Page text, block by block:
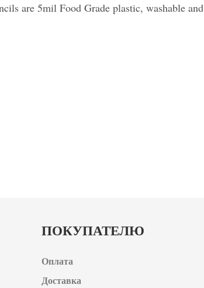
are 5mil Food Grade plastic, washable and
ПОКУПАТЕЛЮ
Оплата
Доставка